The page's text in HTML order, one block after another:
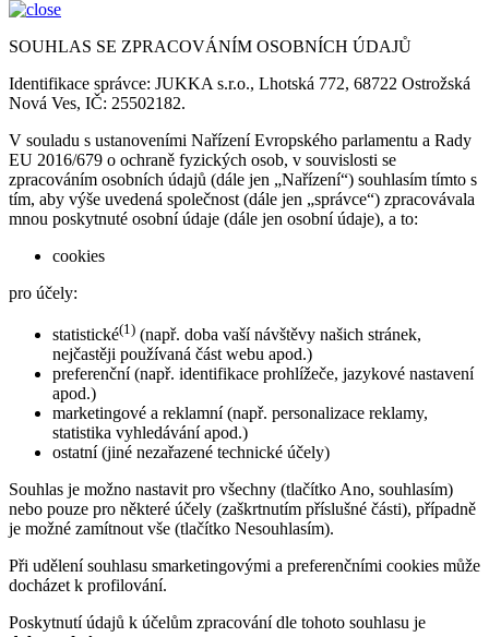
SOUHLAS SE ZPRACOVÁNÍM OSOBNÍCH ÚDAJŮ
Identifikace správce: JUKKA s.r.o., Lhotská 772, 68722 Ostrožská
Nová Ves, IČ: 25502182.
V souladu s ustanoveními Nařízení Evropského parlamentu a Rady
EU 2016/679 o ochraně fyzických osob, v souvislosti se
zpracováním osobních údajů (dále jen „Nařízení“) souhlasím tímto s
tím, aby výše uvedená společnost (dále jen „správce“) zpracovávala
mnou poskytnuté osobní údaje (dále jen osobní údaje), a to:
cookies
pro účely:
statistické(1) (např. doba vaší návštěvy našich stránek,
nejčastěji používaná část webu apod.)
preferenční (např. identifikace prohlížeče, jazykové nastavení
apod.)
marketingové a reklamní (např. personalizace reklamy,
statistika vyhledávání apod.)
ostatní (jiné nezařazené technické účely)
Souhlas je možno nastavit pro všechny (tlačítko Ano, souhlasím)
nebo pouze pro některé účely (zaškrtnutím příslušné části), případně
je možné zamítnout vše (tlačítko Nesouhlasím).
Při udělení souhlasu smarketingovými a preferenčními cookies může
docházet k profilování.
Poskytnutí údajů k účelům zpracování dle tohoto souhlasu je